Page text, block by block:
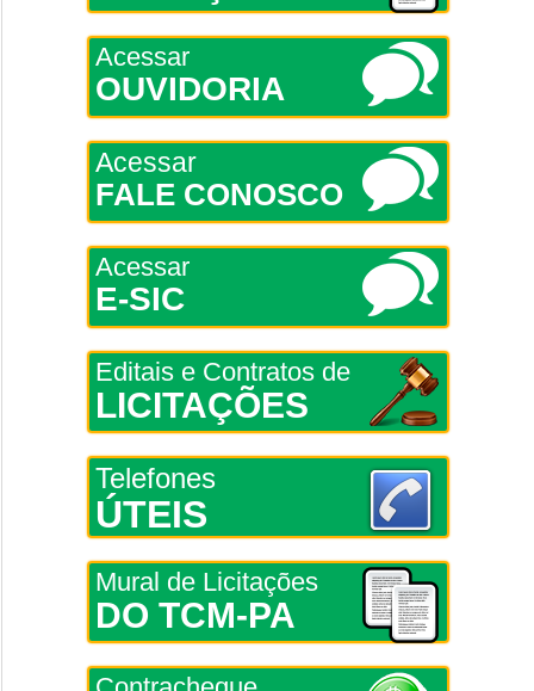
Acessar
OUVIDORIA
Acessar
FALE CONOSCO
Acessar
E-SIC
Editais e Contratos de
LICITAÇÕES
Telefones
ÚTEIS
Mural de Licitações
DO TCM-PA